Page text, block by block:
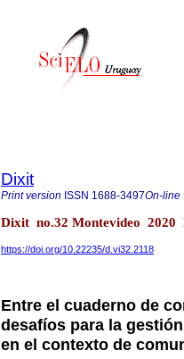
Dixit
Print version ISSN 1688-3497On-line
Dixit no.32 Montevideo 2020
https://doi.org/10.22235/d.vi32.2118
Entre el cuaderno de
desafíos para la
en el contexto de